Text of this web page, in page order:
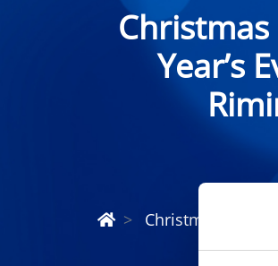
Year’s
Christmas and